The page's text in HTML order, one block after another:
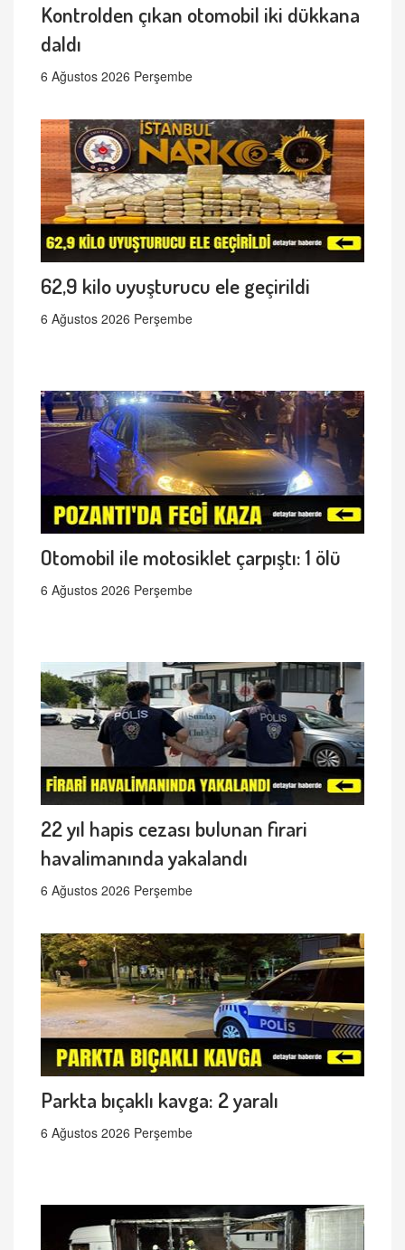
Kontrolden çıkan otomobil iki dükkana
daldı
6 Ağustos 2026 Perşembe
62,9 kilo uyuşturucu ele geçirildi
6 Ağustos 2026 Perşembe
Otomobil ile motosiklet çarpıştı: 1 ölü
6 Ağustos 2026 Perşembe
22 yıl hapis cezası bulunan firari
havalimanında yakalandı
6 Ağustos 2026 Perşembe
Parkta bıçaklı kavga: 2 yaralı
6 Ağustos 2026 Perşembe